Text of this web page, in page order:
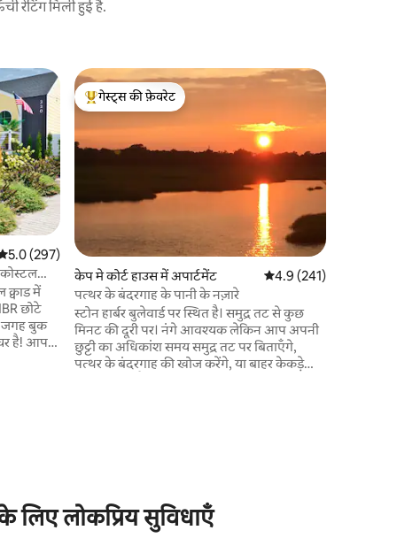
रेटिंग मिली हुई है.
रेटिंग 5 में से 5.0, 297 समीक्षाएँ
5.0 (297)
क्वाड में
छोटे
जगह बुक
है! आप
गेस्ट्स का टॉप फ़ेवरेट
गेस्ट्स की फ़ेवरेट
केप मे कोर्ट हाउस में अपार्टमेंट औसत रेटिंग 5 में से 4.9,
4.9 (241)
पत्थर के बंदरगाह के पानी के नज़ारे
स्टोन हार्बर बुलेवार्ड पर स्थित है। समुद्र तट से कुछ
मिनट की दूरी पर। नंगे आवश्यक लेकिन आप अपनी
छुट्टी का अधिकांश समय समुद्र तट पर बिताएँगे,
पत्थर के बंदरगाह की खोज करेंगे, या बाहर केकड़े
लिए लोकप्रिय सुविधाएँ